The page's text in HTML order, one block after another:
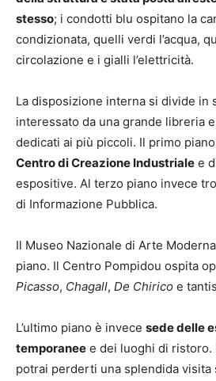
stesso; i condotti blu ospitano la
condizionata, quelli verdi l’acqua,
circolazione e i gialli l’elettricità.
La disposizione interna si divide in
interessato da una grande libreria
dedicati ai più piccoli. Il primo
Centro di Creazione Industriale e
espositive. Al terzo piano invece
di Informazione Pubblica.
Il Museo Nazionale di Arte
piano. Il Centro Pompidou ospita
Picasso, Chagall, De Chirico e
L’ultimo piano è invece sede delle
temporanee e dei luoghi di ristoro.
potrai perderti una splendida visita